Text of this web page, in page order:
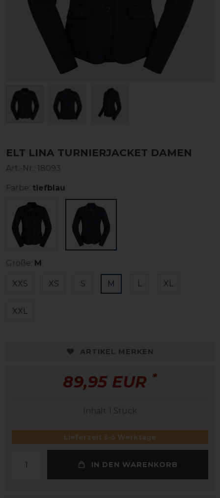
ELT LINA TURNIERJACKET DAMEN
Art.-Nr.: 18093
Farbe: tiefblau
Größe: M
XXS XS S M L XL
XXL
ARTIKEL MERKEN
89,95 EUR *
Inhalt 1 Stück
Lieferzeit 3-5 Werktage
IN DEN WARENKORB